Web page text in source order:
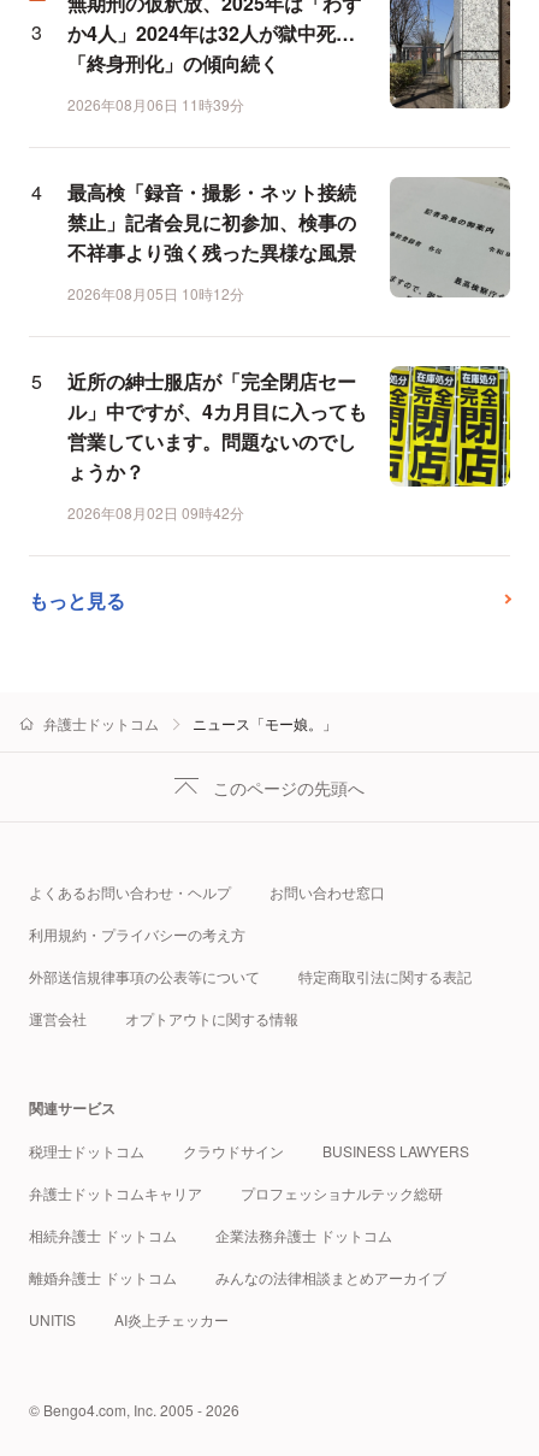
か4人」2024年は32人が獄中死…
「終身刑化」の傾向続く
2026年08月06日 11時39分
最高検「録音・撮影・ネット接続
禁止」記者会見に初参加、検事の
不祥事より強く残った異様な風景
2026年08月05日 10時12分
近所の紳士服店が「完全閉店セー
ル」中ですが、4カ月目に入っても
営業しています。問題ないのでし
ょうか？
2026年08月02日 09時42分
もっと見る
弁護士ドットコム ニュース「モー娘。」
このページの先頭へ
よくあるお問い合わせ・ヘルプ お問い合わせ窓口
利用規約・プライバシーの考え方
外部送信規律事項の公表等について 特定商取引法に関する表記
運営会社 オプトアウトに関する情報
関連サービス
税理士ドットコム クラウドサイン BUSINESS LAWYERS
弁護士ドットコムキャリア プロフェッショナルテック総研
相続弁護士 ドットコム 企業法務弁護士 ドットコム
離婚弁護士 ドットコム みんなの法律相談まとめアーカイブ
UNITIS AI炎上チェッカー
© Bengo4.com, Inc. 2005 - 2026